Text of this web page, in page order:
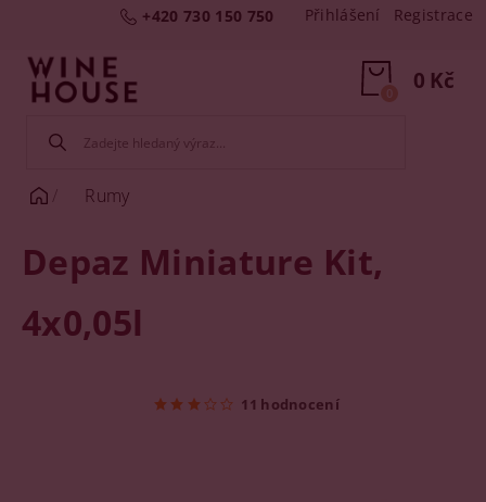
+420 730 150 750 Přihlášení Registrace
0 Kč
0
Rumy
Depaz Miniature Kit,
4x0,05l
11 hodnocení